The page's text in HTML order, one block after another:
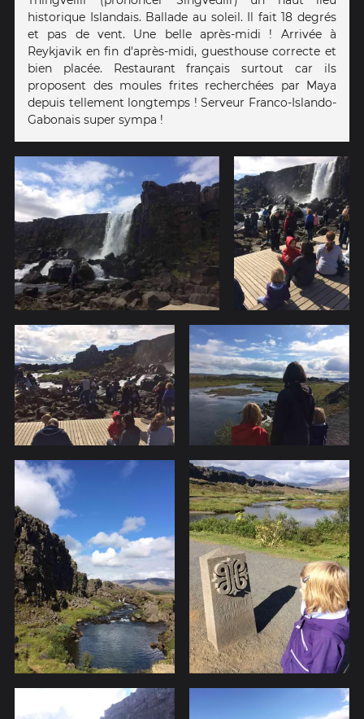
historique Islandais. Ballade au soleil. Il fait 18 degrés
et pas de vent. Une belle après-midi ! Arrivée à
Reykjavik en fin d'après-midi, guesthouse correcte et
bien placée. Restaurant français surtout car ils
proposent des moules frites recherchées par Maya
depuis tellement longtemps ! Serveur Franco-Islando-
Gabonais super sympa !